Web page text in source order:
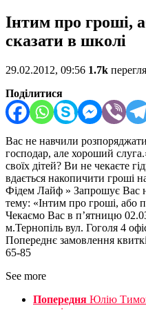
Інтим про гроші,
сказати в школі
29.02.2012, 09:56 1.7k
Поділитися
Вас не навчили
господар, але хороший
своїх дітей? Ви не чекаєте
вдається накопичити гроші
Фідем Лайф » Запрошує Вас
тему: «Інтим про гроші, або
Чекаємо Вас в п’ятницю
м.Тернопіль вул. Гоголя 4
Попереднє замовлення
65-85
See more
Попередня Юлію